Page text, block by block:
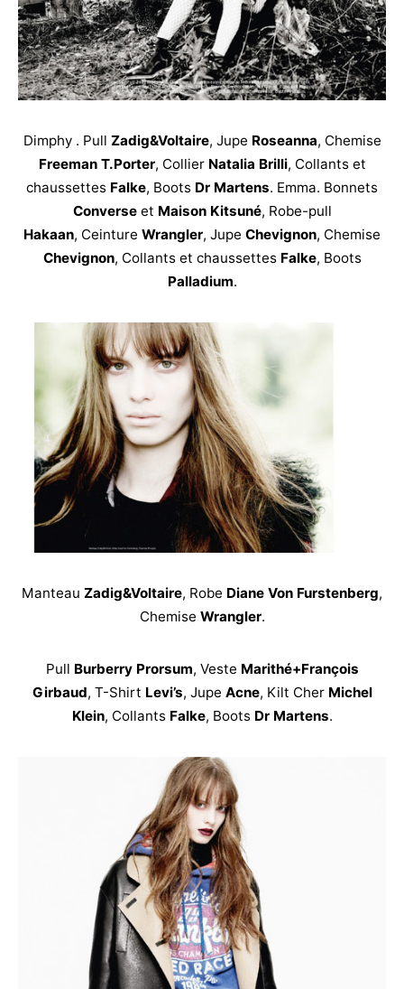
Dimphy . Pull Zadig&Voltaire, Jupe Roseanna, Chemise
Freeman T.Porter, Collier Natalia Brilli, Collants et
chaussettes Falke, Boots Dr Martens. Emma. Bonnets
Converse et Maison Kitsuné, Robe-pull
Hakaan, Ceinture Wrangler, Jupe Chevignon, Chemise
Chevignon, Collants et chaussettes Falke, Boots
Palladium.
Manteau Zadig&Voltaire, Robe Diane Von Furstenberg,
Chemise Wrangler.
Pull Burberry Prorsum, Veste Marithé+François
Girbaud, T-Shirt Levi’s, Jupe Acne, Kilt Cher Michel
Klein, Collants Falke, Boots Dr Martens.